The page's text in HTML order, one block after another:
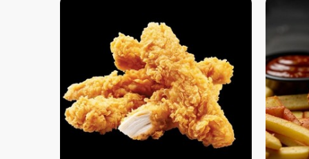
корочку без признаков
пережарки. Вкус и аромат
блюд натуральные, без
посторонних привкусов и
запахов. Картофель и гренки
умеренно посолены, а
наггетсы и сырные палочки
остаются сочными внутри.
Консистенция картофеля фри и
к